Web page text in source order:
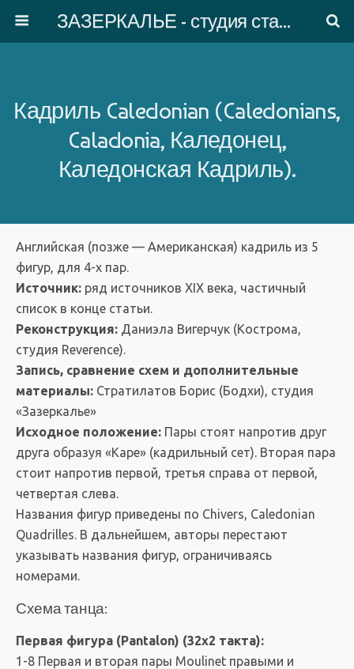
ЗАЗЕРКАЛЬЕ - студия старинного танца
Кадриль Caledonian (Caledonians,
Caladonia, Каледонец,
Каледонская Кадриль).
Английская (позже — Американская) кадриль из 5
фигур, для 4-х пар.
Источник: ряд источников XIX века, частичный
список в конце статьи.
Реконструкция: Даниэла Вигерчук (Кострома,
студия Reverence).
Запись, сравнение схем и дополнительные
материалы: Стратилатов Борис (Бодхи), студия
«Зазеркалье»
Исходное положение: Пары стоят напротив друг
друга образуя «Каре» (кадрильный сет). Вторая пара
стоит напротив первой, третья справа от первой,
четвертая слева.
Названия фигур приведены по Chivers, Caledonian
Quadrilles. В дальнейшем, авторы перестают
указывать названия фигур, ограничиваясь
номерами.
Схема танца:
Первая фигура (Pantalon) (32х2 такта):
1-8 Первая и вторая пары Moulinet правыми и